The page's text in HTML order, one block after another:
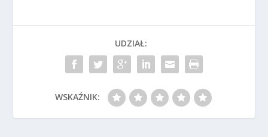
UDZIAŁ:
WSKAŹNIK: